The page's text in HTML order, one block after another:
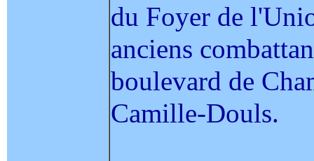
du Foyer de
anciens
boulevard de
Camille-Douls.